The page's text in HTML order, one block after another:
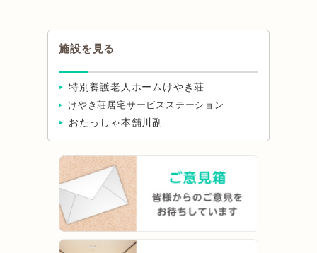
施設を見る
特別養護老人ホームけやき荘
けやき荘居宅サービスステーション
おたっしゃ本舗川副